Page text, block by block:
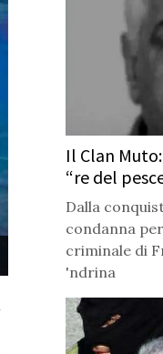
Il Clan
“re del
Dalla
condanna
criminale di
'ndrina